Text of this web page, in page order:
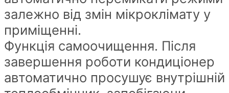
залежно від змін мікроклімату у
приміщенні.
Функція самоочищення. Після
завершення роботи кондиціонер
автоматично просушує внутрішній